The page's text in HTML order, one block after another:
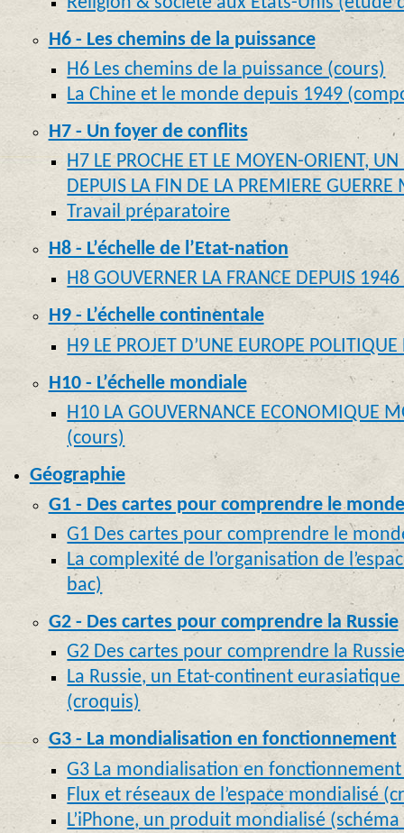
H6 - Les chemins de la puissance
H6 Les chemins de la puissance (cours)
La Chine et le monde depuis 1949
H7 - Un foyer de conflits
H7 LE PROCHE ET LE MOYEN-ORIENT, UN
DEPUIS LA FIN DE LA PREMIERE
Travail préparatoire
H8 - L’échelle de l’Etat-nation
H8 GOUVERNER LA FRANCE DEPUIS
H9 - L’échelle continentale
H9 LE PROJET D’UNE EUROPE
H10 - L’échelle mondiale
H10 LA GOUVERNANCE ECONOMIQUE
(cours)
Géographie
G1 - Des cartes pour comprendre le monde
G1 Des cartes pour comprendre le
La complexité de l’organisation de
bac)
G2 - Des cartes pour comprendre la Russie
G2 Des cartes pour comprendre la
La Russie, un Etat-continent
(croquis)
G3 - La mondialisation en fonctionnement
G3 La mondialisation en
Flux et réseaux de l’espace mondialisé
L’iPhone, un produit mondialisé